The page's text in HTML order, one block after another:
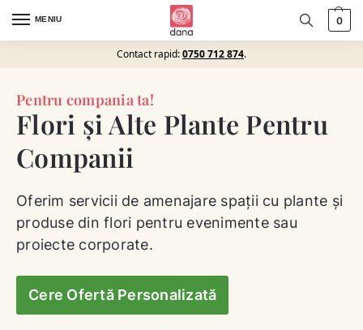
MENIU 0
Contact rapid:0750 712 874.
Pentru compania ta!​
Flori și Alte Plante Pentru
Companii
Oferim servicii de amenajare spații cu plante și
produse din flori pentru evenimente sau
proiecte corporate.
Cere Ofertă Personalizată